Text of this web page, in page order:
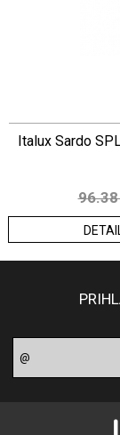
Italux Sardo